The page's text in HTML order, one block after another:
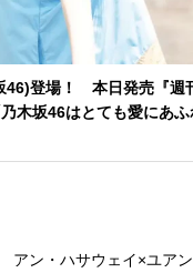
46)登場！ 本日発売『週
木坂46はとても愛にあふ
アン・ハサウェイ×ユア